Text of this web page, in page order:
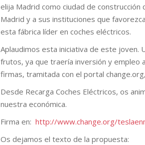
elija Madrid como ciudad de construcción
Madrid y a sus instituciones que
esta fábrica líder en coches eléctricos.
Aplaudimos esta iniciativa de este joven.
frutos, ya que traería inversión y empleo
firmas, tramitada con el portal
Desde Recarga Coches Eléctricos, os
nuestra económica.
Firma en: http://www.change.org/
Os dejamos el texto de la propuesta: